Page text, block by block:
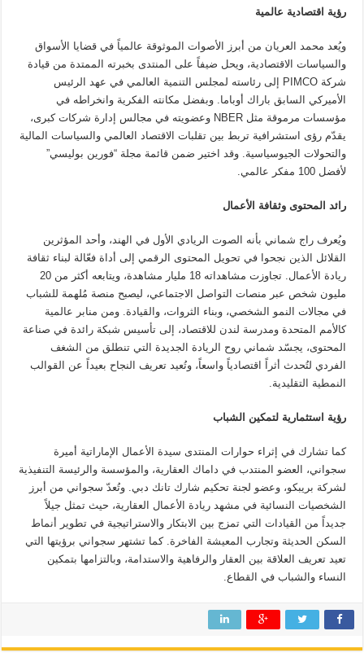
رؤية اقتصادية عالمية
ويُعد محمد العريان من أبرز الأصوات الموثوقة عالمياً في قضايا الأسواق
والسياسات الاقتصادية، ويحل ضيفاً على المنتدى بخبرته الممتدة من قيادة
شركة PIMCO إلى رئاسته لمجلس التنمية العالمي في عهد الرئيس
الأميركي السابق باراك أوباما. وبفضل مكانته الفكرية وانخراطه في
مؤسسات مرموقة مثل NBER وعضويته في مجالس إدارة شركات كبرى،
يقدّم رؤى استشرافية تربط بين تقلبات الاقتصاد العالمي والسياسات المالية
والتحولات الجيوسياسية. وقد اختير ضمن قائمة مجلة “فورين بوليسي”
لأفضل 100 مفكر عالمي.
رائد المحتوى وثقافة الأعمال
ويُعرف راج شماني بأنه الصوت الريادي الأول في الهند، وأحد المؤثرين
القلائل الذين نجحوا في تحويل المحتوى الرقمي إلى أداة فعّالة لبناء ثقافة
ريادة الأعمال. تجاوزت مشاهداته 18 مليار مشاهدة، ويتابعه أكثر من 20
مليون شخص عبر منصات التواصل الاجتماعي، ليصبح منصة مُلهمة للشباب
في مجالات النمو الشخصي، وبناء الثروات، والقيادة. ومن منابر عالمية
كالأمم المتحدة ومدرسة لندن للاقتصاد، إلى تأسيس شبكة رائدة في صناعة
المحتوى، يجسّد شماني روح الريادة الجديدة التي تنطلق من الشغف
الفردي لتُحدث أثراً اقتصادياً واسعاً، وتُعيد تعريف النجاح بعيداً عن القوالب
النمطية التقليدية.
رؤية استثمارية لتمكين الشباب
كما تشارك في إثراء حوارات المنتدى سيدة الأعمال الإماراتية أميرة
سجواني، العضو المنتدب في داماك العقارية، والمؤسسة والرئيسة التنفيذية
لشركة بريبكو، وعضو لجنة تحكيم شارك تانك دبي. وتُعدّ سجواني من أبرز
الشخصيات النسائية في مشهد ريادة الأعمال العقارية، حيث تمثل جيلاً
جديداً من القيادات التي تمزج بين الابتكار والاستراتيجية في تطوير أنماط
السكن الحديثة وتجارب المعيشة الفاخرة. كما تشتهر سجواني برؤيتها التي
تعيد تعريف العلاقة بين العقار والرفاهية والاستدامة، وبالتزامها بتمكين
النساء والشباب في القطاع.